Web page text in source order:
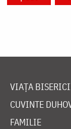
VIAȚA
CUVINTE
FAMILIE